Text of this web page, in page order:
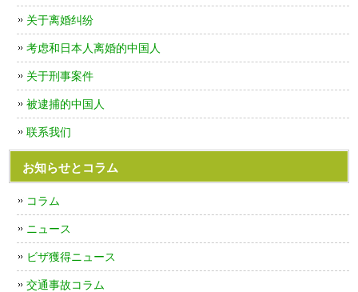
关于离婚纠纷
考虑和日本人离婚的中国人
关于刑事案件
被逮捕的中国人
联系我们
お知らせとコラム
コラム
ニュース
ビザ獲得ニュース
交通事故コラム